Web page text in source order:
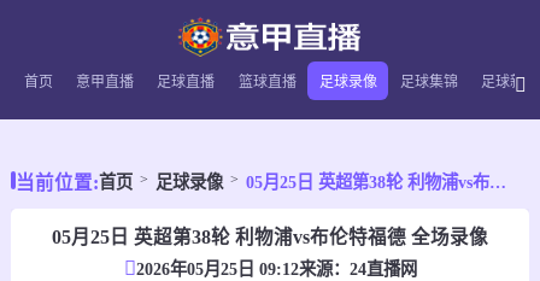
首页 意甲直播 足球直播 篮球直播 足球录像 足球集锦 足球新闻
当前位置:首页 足球录像 05月25日 英超第38轮 利物浦vs布伦特福德 全场录像
05月25日 英超第38轮 利物浦vs布伦特福德 全场录像
2026年05月25日 09:12来源： 24直播网